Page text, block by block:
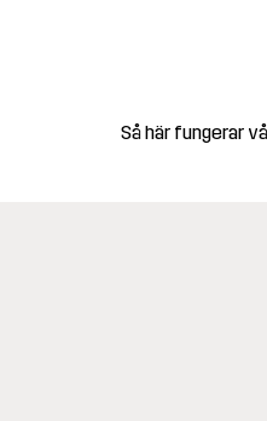
Så här fungerar